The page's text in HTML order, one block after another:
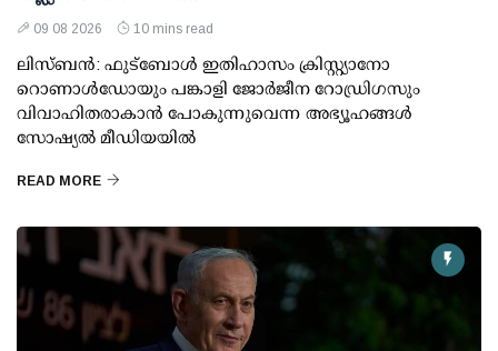
09 08 2026 10 mins read
ലിസ്ബന്‍: ഫുട്‌ബോള്‍ ഇതിഹാസം ക്രിസ്റ്റ്യാനോ
റൊണാള്‍ഡോയും പങ്കാളി ജോര്‍ജീന റോഡ്രിഗസും
വിവാഹിതരാകാന്‍ പോകുന്നുവെന്ന അഭ്യൂഹങ്ങള്‍
സോഷ്യല്‍ മീഡിയയില്‍
READ MORE